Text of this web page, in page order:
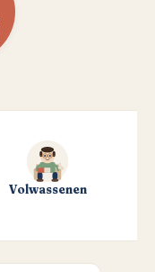
Volwassenen